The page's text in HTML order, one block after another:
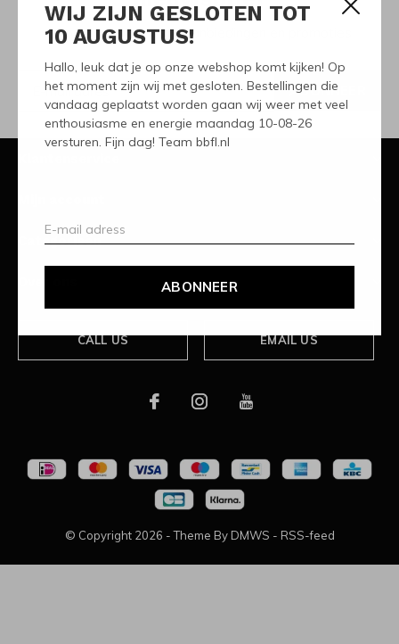
WIJ ZIJN GESLOTEN TOT
10 AUGUSTUS!
Hallo, leuk dat je op onze webshop komt kijken! Op
het moment zijn wij met gesloten. Bestellingen die
vandaag geplaatst worden gaan wij weer met veel
enthousiasme en energie maandag 10-08-26
versturen. Fijn dag! Team bbfl.nl
ABONNEER
Ontvang de nieuwste aanbiedingen en promoties
ABONNEER
Categorieën
CALL US EMAIL US
© Copyright 2026 - Theme By DMWS - RSS-feed